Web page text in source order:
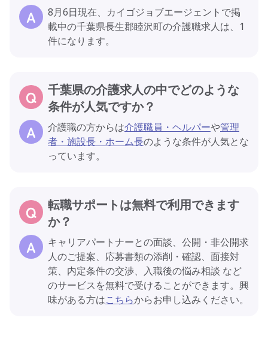
8月6日現在、カイゴジョブエージェントで掲
載中の千葉県長生郡睦沢町の介護職求人は、1
件になります。
千葉県の介護求人の中でどのような
条件が人気ですか？
介護職の方からは介護職員・ヘルパーや管理
者・施設長・ホーム長のような条件が人気とな
っています。
転職サポートは無料で利用できます
か？
キャリアパートナーとの面談、公開・非公開求
人のご提案、応募書類の添削・確認、面接対
策、内定条件の交渉、入職後の悩み相談 など
のサービスを無料で受けることができます。興
味がある方はこちらからお申し込みください。